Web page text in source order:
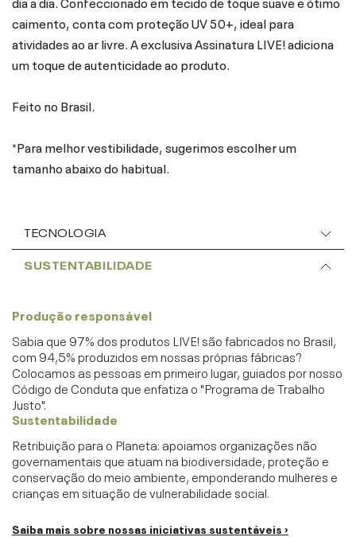
caimento, conta com proteção UV 50+, ideal para
atividades ao ar livre. A exclusiva Assinatura LIVE! adiciona
um toque de autenticidade ao produto.
Feito no Brasil.
*Para melhor vestibilidade, sugerimos escolher um
tamanho abaixo do habitual.
TECNOLOGIA
SUSTENTABILIDADE
Produção responsável
Sabia que 97% dos produtos LIVE! são fabricados no Brasil,
com 94,5% produzidos em nossas próprias fábricas?
Colocamos as pessoas em primeiro lugar, guiados por nosso
Código de Conduta que enfatiza o "Programa de Trabalho
Justo".
Sustentabilidade
Retribuição para o Planeta: apoiamos organizações não
governamentais que atuam na biodiversidade, proteção e
conservação do meio ambiente, emponderando mulheres e
crianças em situação de vulnerabilidade social.
Saiba mais sobre nossas iniciativas sustentáveis ›